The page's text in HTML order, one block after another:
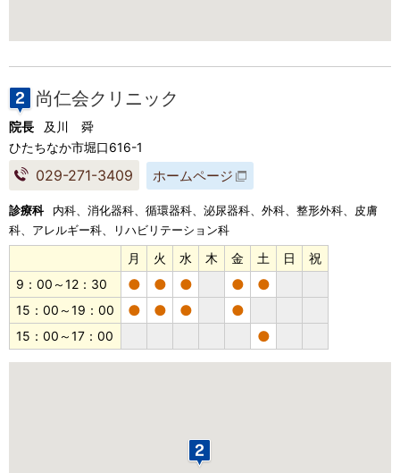
尚仁会クリニック
院長
及川 舜
ひたちなか市堀口616-1
029-271-3409 ホームページ
診療科
内科、消化器科、循環器科、泌尿器科、外科、整形外科、皮膚
科、アレルギー科、リハビリテーション科
月 火 水 木 金 土 日
祝
9：00～12：30
● ● ● ● ●
15：00～19：00 ● ● ● ●
15：00～17：00 ●